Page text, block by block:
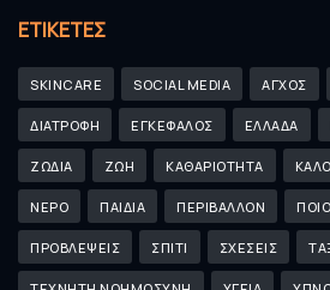
ΕΤΙΚΈΤΕΣ
SKINCARE SOCIAL MEDIA ΑΓΧΟΣ
ΔΙΑΤΡΟΦΗ ΕΓΚΕΦΑΛΟΣ ΕΛΛΑΔΑ
ΖΩΔΙΑ ΖΩΗ ΚΑΘΑΡΙΟΤΗΤΑ
ΝΕΡΟ ΠΑΙΔΙΑ ΠΕΡΙΒΑΛΛΟΝ
ΠΡΟΒΛΕΨΕΙΣ ΣΠΙΤΙ ΣΧΕΣΕΙΣ